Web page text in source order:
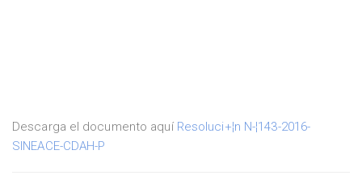
Descarga el documento aquí Resoluci+¦n N-¦143-2016-
SINEACE-CDAH-P